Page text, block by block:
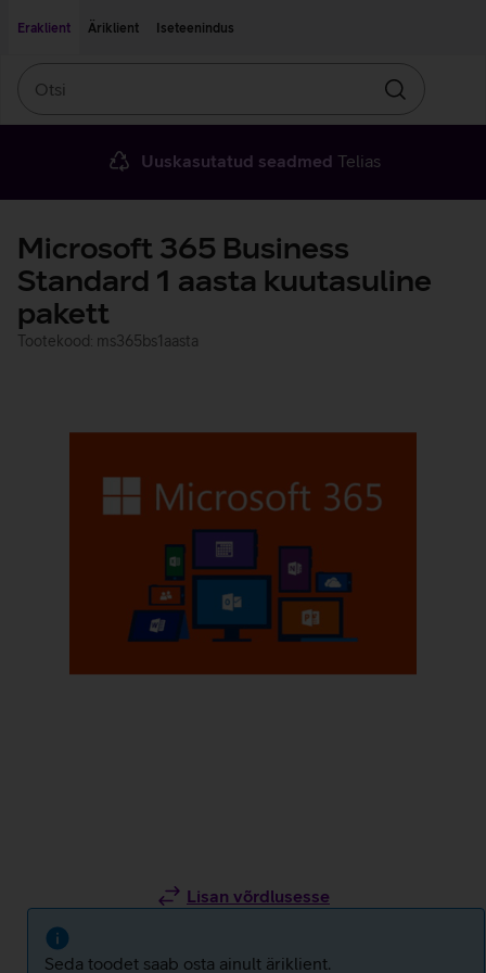
Eraklient
Äriklient Iseteenindus
Otsin
Uuskasutatud seadmed Telias
Microsoft 365 Business
Standard 1 aasta kuutasuline
pakett
Tootekood: ms365bs1aasta
Lisan võrdlusesse
Seda toodet saab osta ainult äriklient.